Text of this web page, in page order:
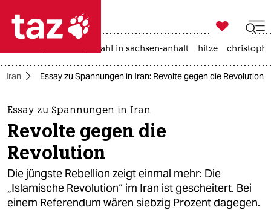
 taz zahl ich
taz zahl ich
themen
politik
öko
gesellschaft

taz zahl ich
landtagswahl in sachsen-anhalt hitze
Iran Essay zu Spannungen in Iran: Revolte gegen die Revolution
Essay zu Spannungen in Iran
Revolte gegen die
Revolution
Die jüngste Rebellion zeigt einmal mehr: Die
„Islamische Revolution“ im Iran ist gescheitert. Bei
einem Referendum wären siebzig Prozent dagegen.